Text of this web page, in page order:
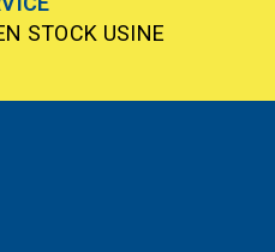
STOCK USINE